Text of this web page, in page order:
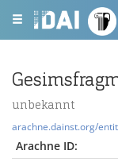
unbekannt
arachne.dainst.org/
Arachne ID: